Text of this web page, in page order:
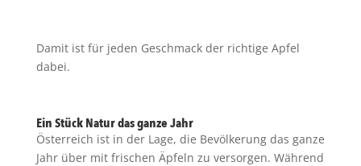
Damit ist für jeden Geschmack der richtige Apfel
dabei.
Ein Stück Natur das ganze Jahr
Österreich ist in der Lage, die Bevölkerung das ganze
Jahr über mit frischen Äpfeln zu versorgen. Während